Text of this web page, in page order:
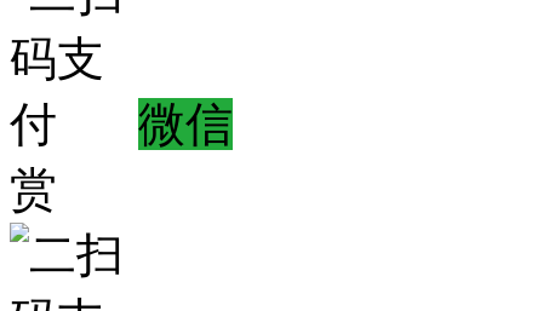
微信
赏